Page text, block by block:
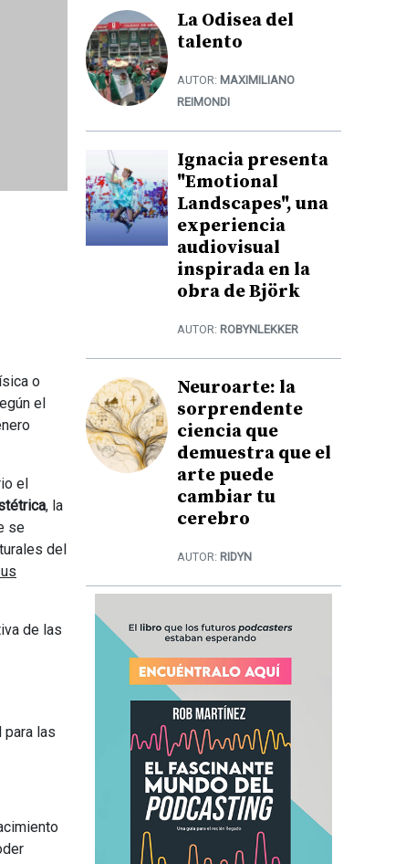
o
el
el
, la
se
del
de las
las
La Odisea del
talento
AUTOR: MAXIMILIANO
REIMONDI
Ignacia presenta
"Emotional
Landscapes", una
experiencia
audiovisual
inspirada en la
obra de Björk
AUTOR: ROBYNLEKKER
Neuroarte: la
sorprendente
ciencia que
demuestra que el
arte puede
cambiar tu
cerebro
AUTOR: RIDYN